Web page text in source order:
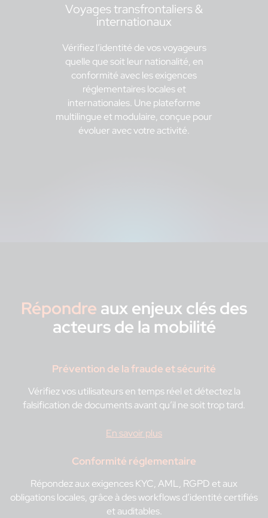
Voyages transfrontaliers &
internationaux
Vérifiez l’identité de vos voyageurs
quelle que soit leur nationalité, en
conformité avec les exigences
réglementaires locales et
internationales. Une plateforme
multilingue et modulaire, conçue pour
évoluer avec votre activité.
Répondre aux enjeux clésdes
acteurs de la mobilité
Prévention de la fraude et sécurité
Vérifiez vos utilisateurs en temps réel et détectez la
falsification de documents avant qu’il ne soit trop tard.
En savoir plus
Conformité réglementaire
Répondez aux exigences KYC, AML, RGPD et aux
obligations locales, grâce à des workflows d’identité certifiés
et auditables.